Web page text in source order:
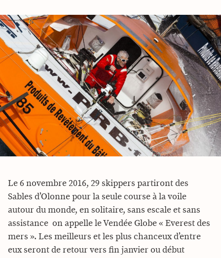
Le 6 novembre 2016, 29 skippers partiront des
Sables d’Olonne pour la seule course à la voile
autour du monde, en solitaire, sans escale et sans
assistance  on appelle le Vendée Globe « Everest des
mers ». Les meilleurs et les plus chanceux d’entre
eux seront de retour vers fin janvier ou début